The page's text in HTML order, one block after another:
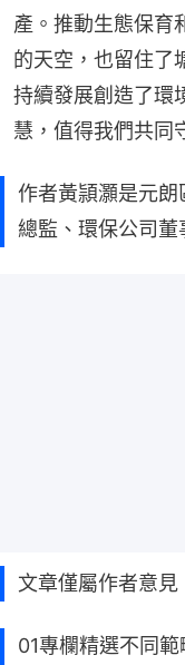
產。推動生態保育
的天空，也留住了
持續發展創造了環
慧，值得我們共同
作者黃頴灝是元
總監、環保公司董
文章僅屬作者意見
01專欄精選不同